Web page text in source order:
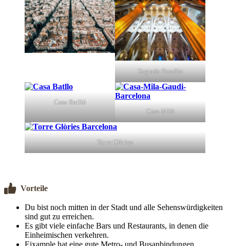
Sagrada Família
Casa Batlló
Casa Milà
Torre Glòries
Vorteile
Du bist noch mitten in der Stadt und alle Sehenswürdigkeiten
sind gut zu erreichen.
Es gibt viele einfache Bars und Restaurants, in denen die
Einheimischen verkehren.
Eixample hat eine gute Metro- und Busanbindungen.